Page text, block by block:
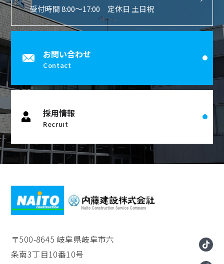
受付時間 8:00〜17:00 定休日 土日祝
お問い合わせ
Contact
採用情報
Recruit
〒500-8645 岐阜県岐阜市六
条南3丁目10番10号